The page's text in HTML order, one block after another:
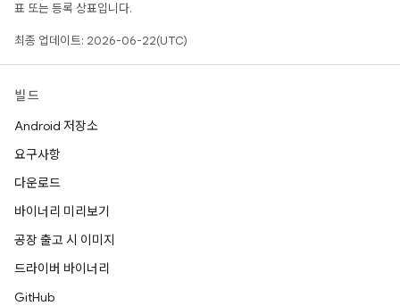
표 또는 등록 상표입니다.
최종 업데이트: 2026-06-22(UTC)
빌드
Android 저장소
요구사항
다운로드
바이너리 미리보기
공장 출고 시 이미지
드라이버 바이너리
GitHub